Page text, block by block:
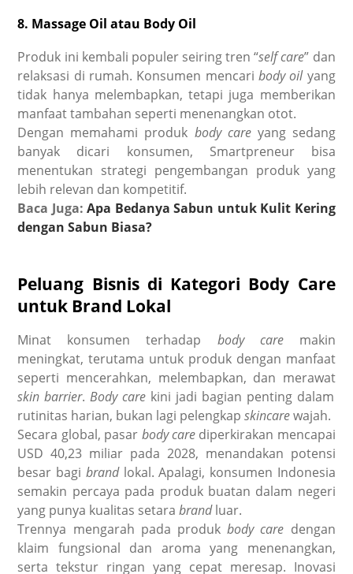
8. Massage Oil atau Body Oil
Produk ini kembali populer seiring tren “self care” dan
relaksasi di rumah. Konsumen mencari body oilyang
tidak hanya melembapkan, tetapi juga memberikan
manfaat tambahan seperti menenangkan otot.
Dengan memahami produk body care yang sedang
banyak dicari konsumen, Smartpreneur bisa
menentukan strategi pengembangan produk yang
lebih relevan dan kompetitif.
Baca Juga:Apa Bedanya Sabun untuk Kulit Kering
dengan Sabun Biasa?
Peluang Bisnis di Kategori Body Care
untuk Brand Lokal
Minat konsumen terhadap body caremakin
meningkat, terutama untuk produk dengan manfaat
seperti mencerahkan, melembapkan, dan merawat
skin barrier.Body care kini jadi bagian penting dalam
rutinitas harian, bukan lagi pelengkapskincarewajah.
Secara global, pasar body care diperkirakan mencapai
USD 40,23 miliar pada 2028, menandakan potensi
besar bagi brandlokal. Apalagi, konsumen Indonesia
semakin percaya pada produk buatan dalam negeri
yang punya kualitas setarabrandluar.
Trennya mengarah pada produkbody care dengan
klaim fungsional dan aroma yang menenangkan,
serta tekstur ringan yang cepat meresap. Inovasi